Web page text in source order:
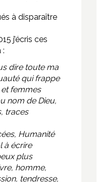
à disparaître
j’écris ces
:
dire toute ma
qui frappe
femmes
nom de Dieu,
traces
Humanité
à écrire
plus
homme,
tendresse,